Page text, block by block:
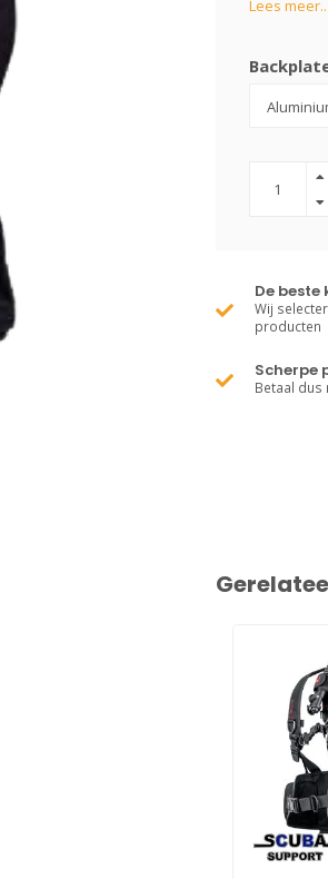
Lees meer..
De beste
Wij
producten
Scherpe
Betaal dus